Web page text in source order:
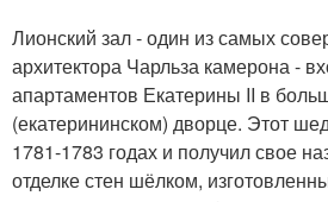
Лионский зал - один из самых
архитектора Чарльза камерона -
апартаментов Екатерины II в
(екатерининском) дворце. Этот
1781-1783 годах и получил свое
отделке стен шёлком,